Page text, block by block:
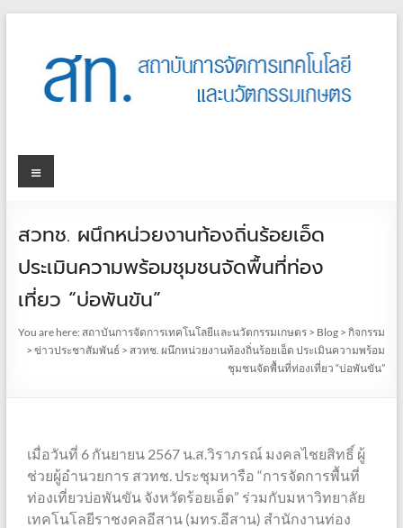
สวทช. ผนึกหน่วยงานท้องถิ่นร้อยเอ็ด
ประเมินความพร้อมชุมชนจัดพื้นที่ท่อง
เที่ยว “บ่อพันขัน”
You are here: สถาบันการจัดการเทคโนโลยีและนวัตกรรมเกษตร > Blog >กิจกรรม
>ข่าวประชาสัมพันธ์ > สวทช. ผนึกหน่วยงานท้องถิ่นร้อยเอ็ด ประเมินความพร้อม
ชุมชนจัดพื้นที่ท่องเที่ยว “บ่อพันขัน”
เมื่อวันที่ 6 กันยายน 2567 น.ส.วิราภรณ์ มงคลไชยสิทธิ์ ผู้
ช่วยผู้อำนวยการ สวทช. ประชุมหารือ “การจัดการพื้นที่
ท่องเที่ยวบ่อพันขัน จังหวัดร้อยเอ็ด” ร่วมกับมหาวิทยาลัย
เทคโนโลยีราชงคลอีสาน (มทร.อีสาน) สำนักงานท่อง